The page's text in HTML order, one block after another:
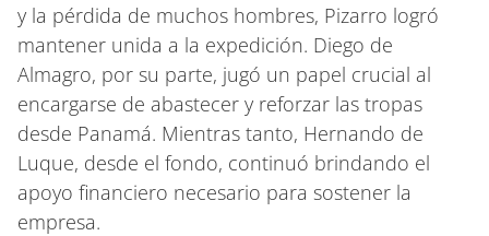
y la pérdida de muchos hombres, Pizarro logró
mantener unida a la expedición. Diego de
Almagro, por su parte, jugó un papel crucial al
encargarse de abastecer y reforzar las tropas
desde Panamá. Mientras tanto, Hernando de
Luque, desde el fondo, continuó brindando el
apoyo financiero necesario para sostener la
empresa.